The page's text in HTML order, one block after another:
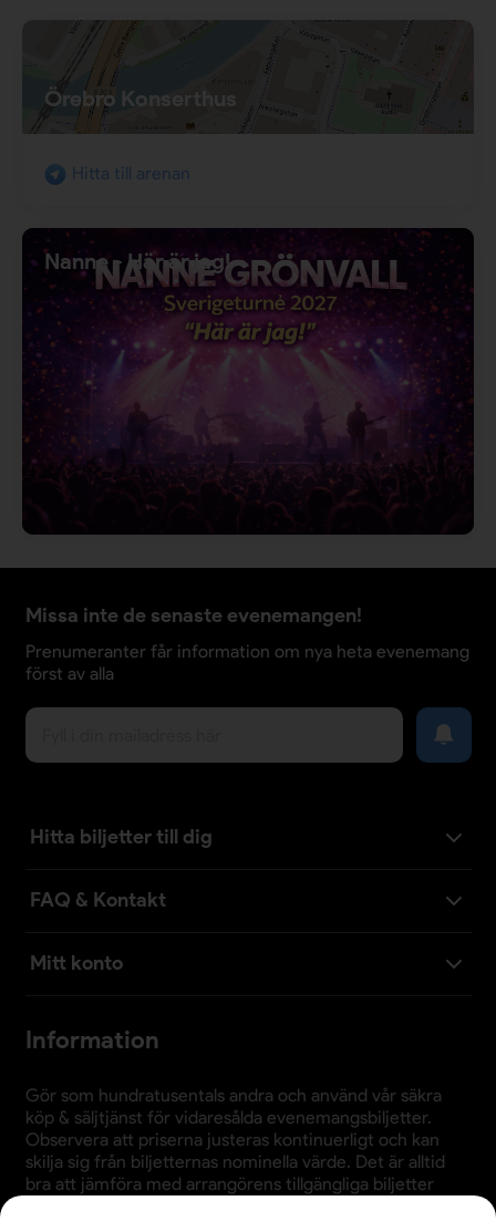
Örebro Konserthus
Hitta till arenan
Nanne - Här är jag!
Missa inte de senaste evenemangen!
Prenumeranter får information om nya heta evenemang
först av alla
Hitta biljetter till dig
FAQ & Kontakt
Mitt konto
Information
Gör som hundratusentals andra och använd vår säkra
köp & säljtjänst för vidaresålda evenemangsbiljetter.
Observera att priserna justeras kontinuerligt och kan
skilja sig från biljetternas nominella värde. Det är alltid
bra att jämföra med arrangörens tillgängliga biljetter